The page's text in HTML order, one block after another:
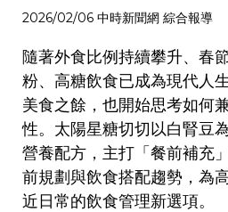
2026/02/06 中時新聞網 綜合報導
隨著外食比例持續攀升、春
粉、高糖飲食已成為現代人
美食之餘，也開始思考如何
性。太陽星糖切切以白腎豆
營養配方，主打「餐前補充
前規劃與飲食搭配趨勢，為
近日常的飲食管理新選項。